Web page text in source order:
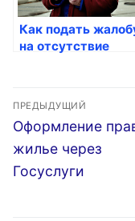
Как подать
на отсутствие
коммунальные
услуги
Навигация
по
записям
ПРЕДЫДУЩИЙ
Предыдущая
запись:
Оформление
жилье через
Госуслуги